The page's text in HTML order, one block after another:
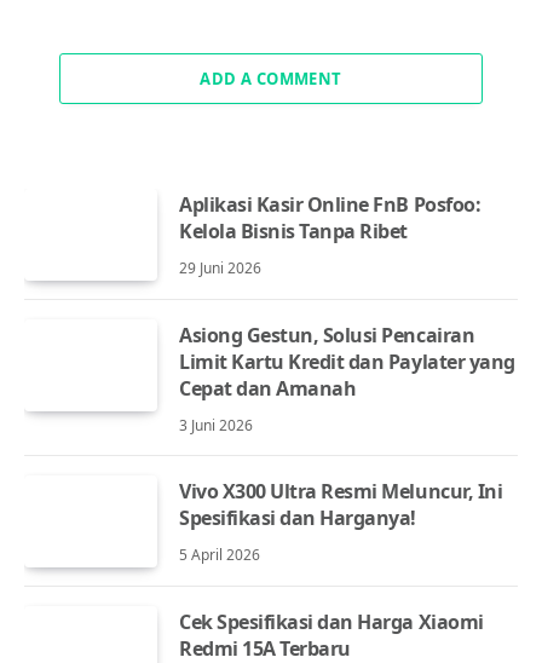
ADD A COMMENT
Aplikasi Kasir Online FnB Posfoo:
Kelola Bisnis Tanpa Ribet
29 Juni 2026
Asiong Gestun, Solusi Pencairan
Limit Kartu Kredit dan Paylater yang
Cepat dan Amanah
3 Juni 2026
Vivo X300 Ultra Resmi Meluncur, Ini
Spesifikasi dan Harganya!
5 April 2026
Cek Spesifikasi dan Harga Xiaomi
Redmi 15A Terbaru